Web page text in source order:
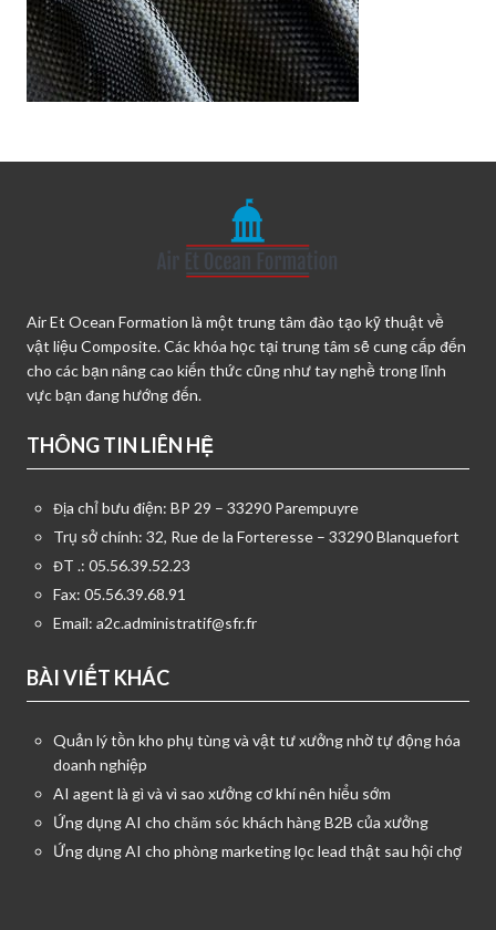
Air Et Ocean Formation là một trung tâm đào tạo kỹ thuật về
vật liệu Composite. Các khóa học tại trung tâm sẽ cung cấp đến
cho các bạn nâng cao kiến thức cũng như tay nghề trong lĩnh
vực bạn đang hướng đến.
THÔNG TIN LIÊN HỆ
Địa chỉ bưu điện: BP 29 – 33290 Parempuyre
Trụ sở chính: 32, Rue de la Forteresse – 33290 Blanquefort
ĐT .: 05.56.39.52.23
Fax: 05.56.39.68.91
Email: a2c.administratif@sfr.fr
BÀI VIẾT KHÁC
Quản lý tồn kho phụ tùng và vật tư xưởng nhờ tự động hóa
doanh nghiệp
AI agent là gì và vì sao xưởng cơ khí nên hiểu sớm
Ứng dụng AI cho chăm sóc khách hàng B2B của xưởng
Ứng dụng AI cho phòng marketing lọc lead thật sau hội chợ